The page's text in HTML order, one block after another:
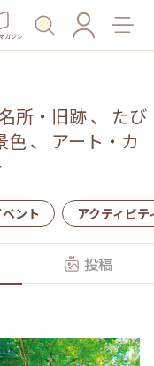
ガジン
所・旧跡、 たび
色、 アート・カ
ベント アクティビテ
投稿